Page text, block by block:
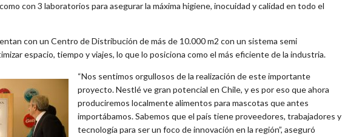
con 3 laboratorios para asegurar la máxima higiene, inocuidad y calidad en todo el
con un Centro de Distribución de más de 10.000 m2 con un sistema semi
espacio, tiempo y viajes, lo que lo posiciona como el más eficiente de la industria.
“Nos sentimos orgullosos de la realización de este importante
proyecto. Nestlé ve gran potencial en Chile, y es por eso que ahora
produciremos localmente alimentos para mascotas que antes
importábamos. Sabemos que el país tiene proveedores, trabajadores y
tecnología para ser un foco de innovación en la región”, aseguró